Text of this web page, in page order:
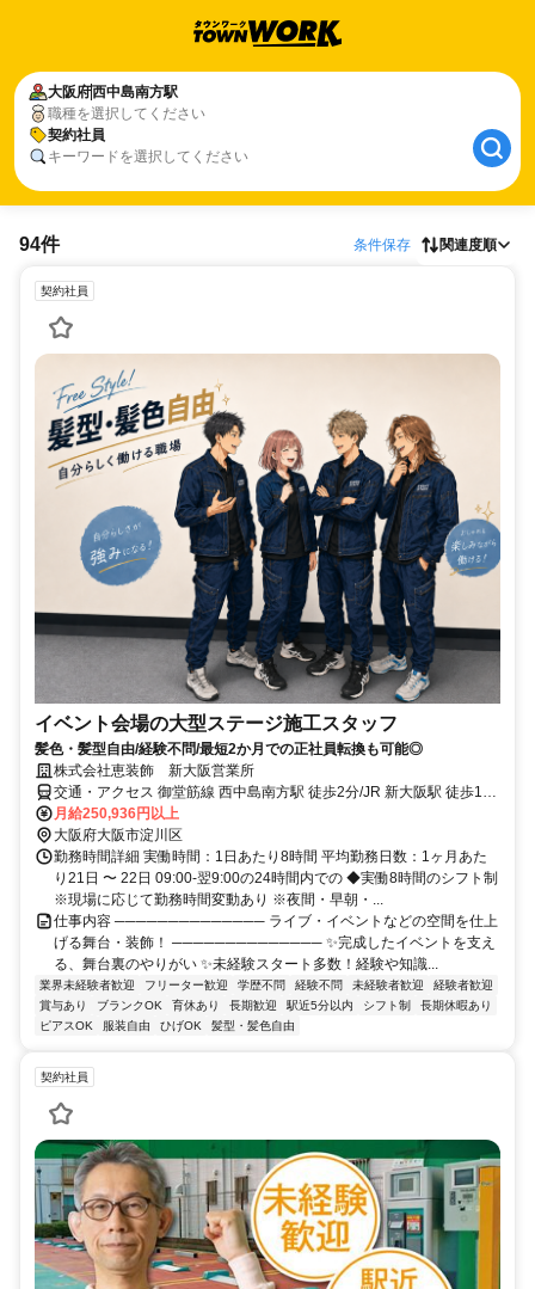
大阪府西中島南方駅
職種を選択してください
契約社員
キーワードを選択してください
94件 条件保存 関連度順
契約社員
イベント会場の大型ステージ施工スタッフ
髪色・髪型自由/経験不問/最短2か月での正社員転換も可能◎
株式会社恵装飾 新大阪営業所
交通・アクセス 御堂筋線 西中島南方駅 徒歩2分/JR 新大阪駅 徒歩10
分 ★京橋と梅田にも営業所あり！
月給250,936円以上
大阪府大阪市淀川区
勤務時間詳細 実働時間：1日あたり8時間 平均勤務日数：1ヶ月あた
り21日 〜 22日 09:00-翌9:00の24時間内での ◆実働8時間のシフト制
※現場に応じて勤務時間変動あり ※夜間・早朝・...
仕事内容 ────────────── ライブ・イベントなどの空間を仕上
げる舞台・装飾！ ────────────── ✨完成したイベントを支え
る、舞台裏のやりがい ✨未経験スタート多数！経験や知識...
業界未経験者歓迎 フリーター歓迎 学歴不問 経験不問 未経験者歓迎
経験者歓迎
賞与あり
ブランクOK 育休あり 長期歓迎 駅近5分以内 シフト制
長期休暇あり
ピアスOK
服装自由 ひげOK 髪型・髪色自由
契約社員